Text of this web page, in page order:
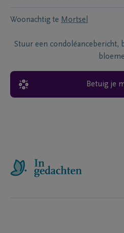
Woonachtig te Mortsel
Stuur een condoléancebericht,
Betuig je